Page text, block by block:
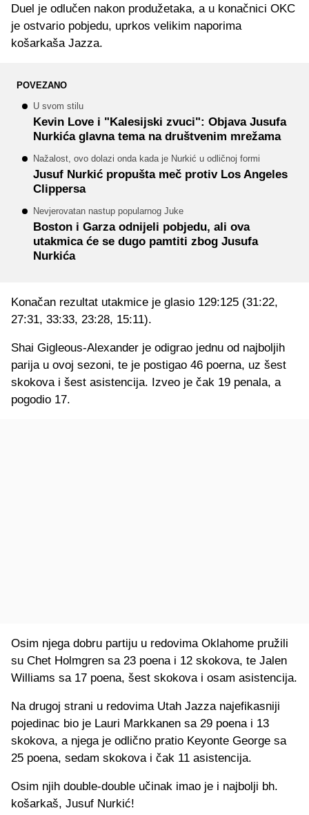
Duel je odlučen nakon produžetaka, a u konačnici OKC
je ostvario pobjedu, uprkos velikim naporima
košarkaša Jazza.
POVEZANO
U svom stilu
Kevin Love i "Kalesijski zvuci": Objava Jusufa
Nurkića glavna tema na društvenim mrežama
Nažalost, ovo dolazi onda kada je Nurkić u odličnoj formi
Jusuf Nurkić propušta meč protiv Los Angeles
Clippersa
Nevjerovatan nastup popularnog Juke
Boston i Garza odnijeli pobjedu, ali ova
utakmica će se dugo pamtiti zbog Jusufa
Nurkića
Konačan rezultat utakmice je glasio 129:125 (31:22,
27:31, 33:33, 23:28, 15:11).
Shai Gigleous-Alexander je odigrao jednu od najboljih
parija u ovoj sezoni, te je postigao 46 poerna, uz šest
skokova i šest asistencija. Izveo je čak 19 penala, a
pogodio 17.
Osim njega dobru partiju u redovima Oklahome pružili
su Chet Holmgren sa 23 poena i 12 skokova, te Jalen
Williams sa 17 poena, šest skokova i osam asistencija.
Na drugoj strani u redovima Utah Jazza najefikasniji
pojedinac bio je Lauri Markkanen sa 29 poena i 13
skokova, a njega je odlično pratio Keyonte George sa
25 poena, sedam skokova i čak 11 asistencija.
Osim njih double-double učinak imao je i najbolji bh.
košarkaš, Jusuf Nurkić!